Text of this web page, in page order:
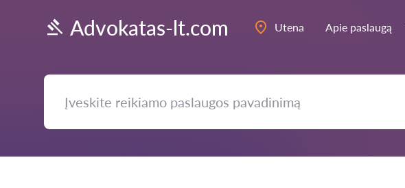
Advokatas-lt.com Utena Apie paslaugą